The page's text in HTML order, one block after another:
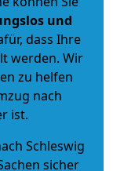
und
dass Ihre
werden. Wir
zu helfen
nach
ist.
Schleswig
sicher